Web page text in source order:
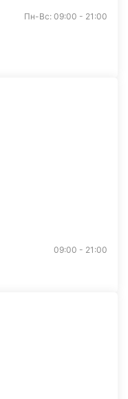
Пн-Вс: 09:00 - 21:00
09:00 - 21:00